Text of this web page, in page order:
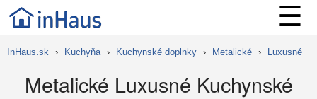
☰
InHaus.sk › Kuchyňa › Kuchynské doplnky › Metalické › Luxusné
Metalické Luxusné Kuchynské